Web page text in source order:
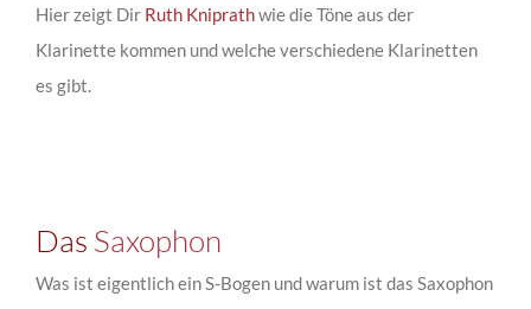
Hier zeigt Dir Ruth Kniprathwie die Töne aus der
Klarinette kommen und welche verschiedene Klarinetten
es gibt.
Das Saxophon
Was ist eigentlich ein S-Bogen und warum ist das Saxophon